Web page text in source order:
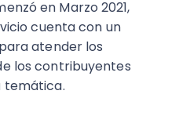
en Marzo 2021,
cuenta con un
para atender los
los contribuyentes
temática.